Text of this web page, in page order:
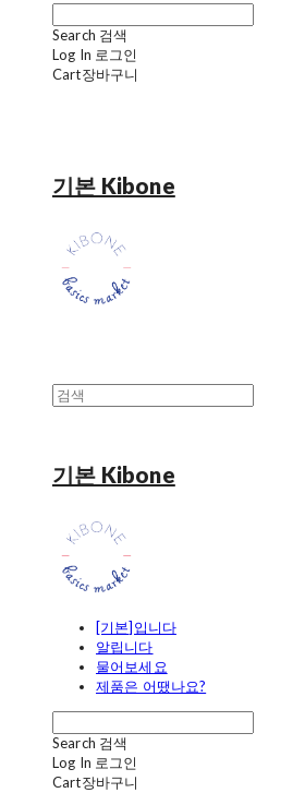
Search 검색
Log In 로그인
Cart장바구니
기본 Kibone
기본 Kibone
[기본]입니다
알립니다
물어보세요
제품은 어땠나요?
Search 검색
Log In 로그인
Cart장바구니